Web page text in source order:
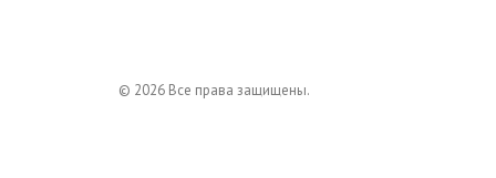
© 2026 Все права защищены.